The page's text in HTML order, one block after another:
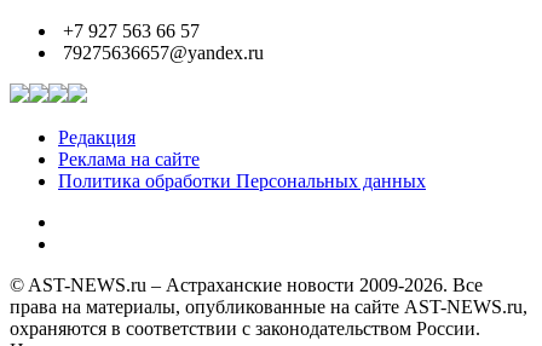
+7 927 563 66 57
79275636657@yandex.ru
Редакция
Реклама на сайте
Политика обработки Персональных данных
© AST-NEWS.ru – Астраханские новости 2009-2026. Все
права на материалы, опубликованные на сайте AST-NEWS.ru,
охраняются в соответствии с законодательством России.